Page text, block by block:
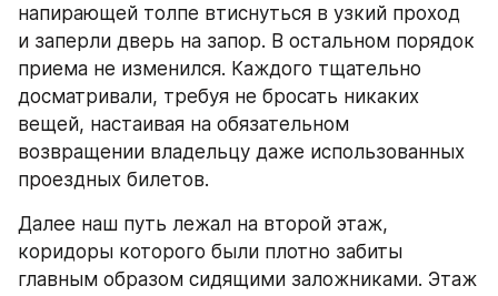
напирающей толпе втиснуться в узкий проход
и заперли дверь на запор. В остальном порядок
приема не изменился. Каждого тщательно
досматривали, требуя не бросать никаких
вещей, настаивая на обязательном
возвращении владельцу даже использованных
проездных билетов.
Далее наш путь лежал на второй этаж,
коридоры которого были плотно забиты
главным образом сидящими заложниками. Этаж